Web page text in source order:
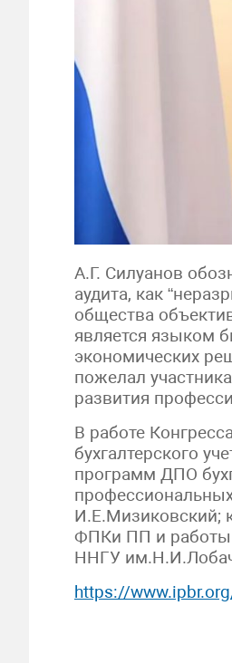
А.Г. Силуанов
аудита, как
общества
является языком
экономических
пожелал
развития
В работе
бухгалтерского
программ ДПО
И.Е.Мизиковский;
ФПКи ПП и работы
ННГУ
https://